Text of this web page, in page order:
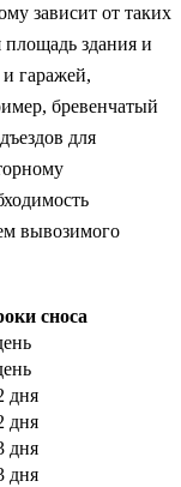
зависит от таких
площадь здания и
и гаражей,
бревенчатый
для
вывозимого
сноса
дня
дня
дня
дня